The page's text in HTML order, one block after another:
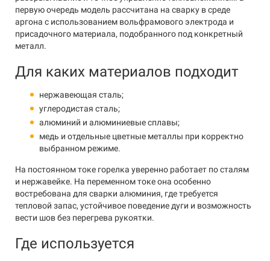
первую очередь модель рассчитана на сварку в среде
аргона с использованием вольфрамового электрода и
присадочного материала, подобранного под конкретный
металл.
Для каких материалов подходит
нержавеющая сталь;
углеродистая сталь;
алюминий и алюминиевые сплавы;
медь и отдельные цветные металлы при корректно
выбранном режиме.
На постоянном токе горелка уверенно работает по сталям
и нержавейке. На переменном токе она особенно
востребована для сварки алюминия, где требуется
тепловой запас, устойчивое поведение дуги и возможность
вести шов без перегрева рукоятки.
Где используется